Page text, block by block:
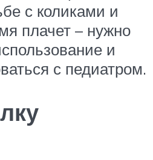
с коликами и
плачет – нужно
и
с педиатром.